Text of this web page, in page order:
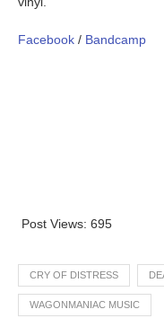
Facebook / Bandcamp
Post Views: 695
CRY OF DISTRESS
WAGONMANIAC MUSIC